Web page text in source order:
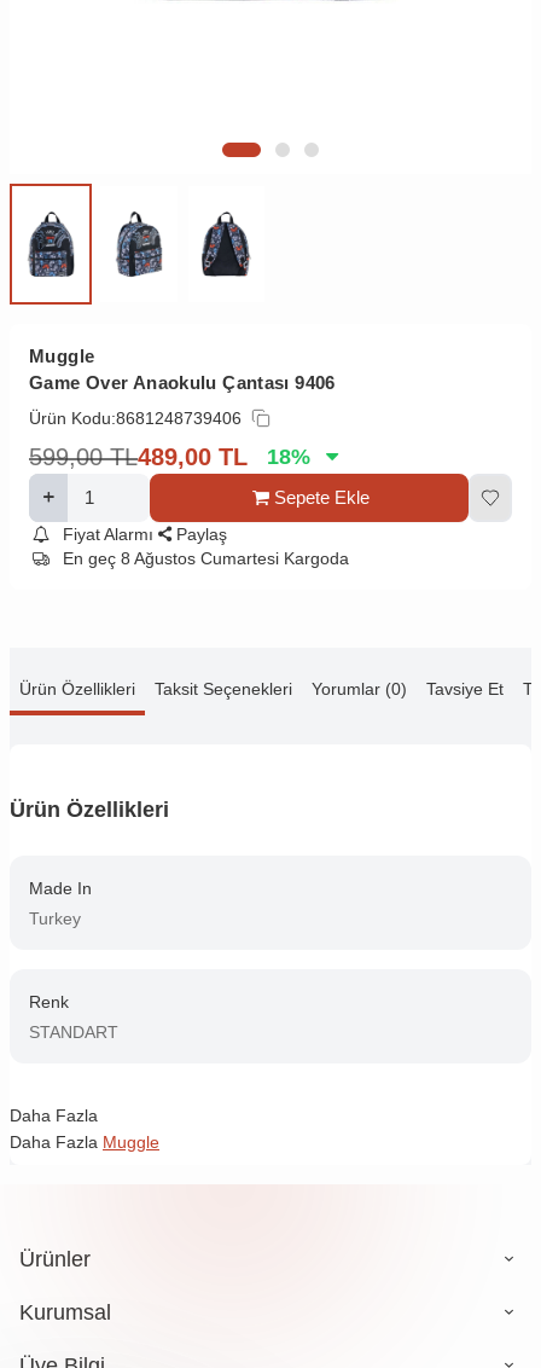
Muggle
Game Over Anaokulu Çantası 9406
Ürün Kodu:8681248739406
599,00 TL489,00 TL 18%
Sepete Ekle
Fiyat Alarmı
Paylaş
En geç 8 Ağustos Cumartesi Kargoda
Ürün Özellikleri Taksit Seçenekleri Yorumlar (0) Tavsiye Et
Ürün Özellikleri
Made In
Turkey
Renk
STANDART
Daha Fazla
Daha Fazla Muggle
Ürünler
Kurumsal